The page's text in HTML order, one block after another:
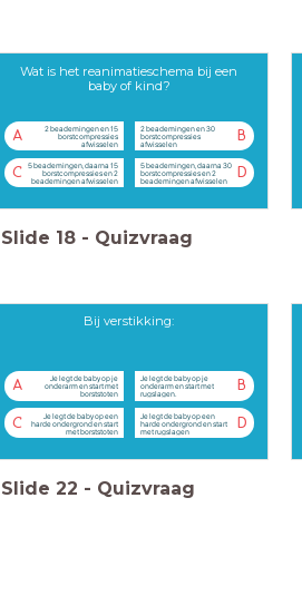
Wat is het reanimatieschema bij een
baby of kind?
A
2 beademingen en 15
borstcompressies
afwisselen
B
2 beademingen en 30
borstcompressies
afwisselen
C
5 beademingen, daarna 15
borstcompressies en 2
beademingen afwisselen
D
5 beademingen, daarna 30
borstcompressies en 2
beademingen afwisselen
Slide 18 - Quizvraag
Bij verstikking:
A
Je legt de baby op je
onderarm en start met
borststoten
B
Je legt de baby op je
onderarm en start met
rugslagen.
C
Je legt de baby op een
harde ondergrond en start
met borststoten
D
Je legt de baby op een
harde ondergrond en start
met rugslagen
Slide 22 - Quizvraag